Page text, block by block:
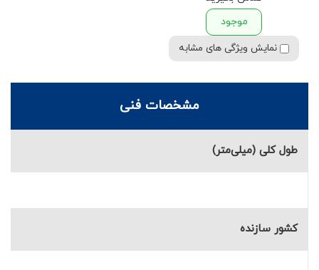
موجود
نمایش ویژگی های مشابه
مشخصات فنی
طول کلی (میلی‌متر)
کشور سازنده